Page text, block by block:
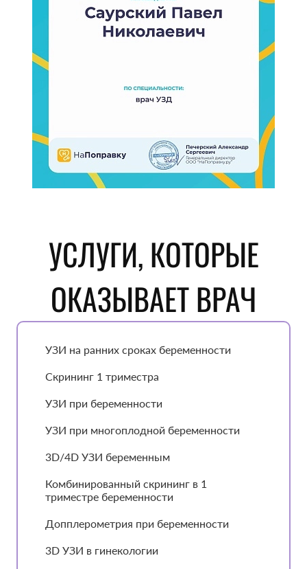
УСЛУГИ, КОТОРЫЕ
ОКАЗЫВАЕТ ВРАЧ
УЗИ на ранних сроках беременности
Скрининг 1 триместра
УЗИ при беременности
УЗИ при многоплодной беременности
3D/4D УЗИ беременным
Комбинированный скрининг в 1
триместре беременности
Допплерометрия при беременности
3D УЗИ в гинекологии